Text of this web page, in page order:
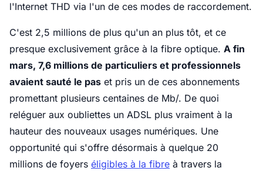
l'Internet THD via l'un de ces modes de raccordement.
C'est 2,5 millions de plus qu'un an plus tôt, et ce
presque exclusivement grâce à la fibre optique. A fin
mars, 7,6 millions de particuliers et professionnels
avaient sauté le pas et pris un de ces abonnements
promettant plusieurs centaines de Mb/. De quoi
reléguer aux oubliettes un ADSL plus vraiment à la
hauteur des nouveaux usages numériques. Une
opportunité qui s'offre désormais à quelque 20
millions de foyers éligibles à la fibre à travers la